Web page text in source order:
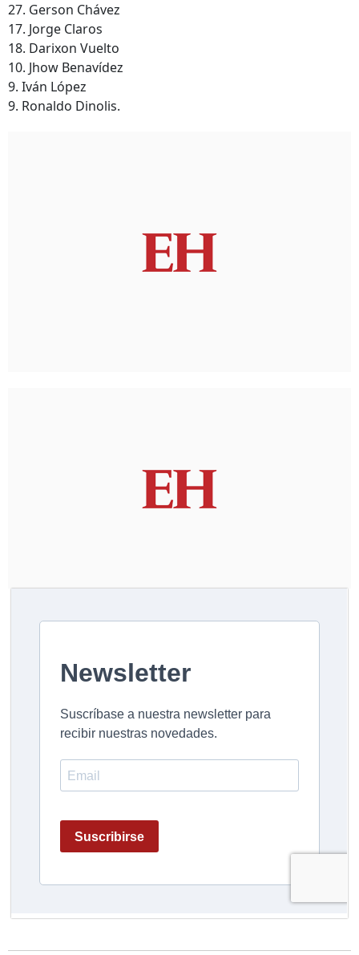
27. Gerson Chávez
17. Jorge Claros
18. Darixon Vuelto
10. Jhow Benavídez
9. Iván López
9. Ronaldo Dinolis.